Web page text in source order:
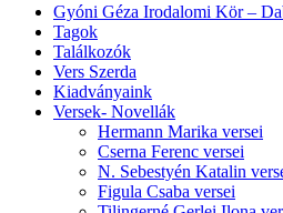
Gyóni Géza Irodalomi Kör –
Tagok
Találkozók
Vers Szerda
Kiadványaink
Versek- Novellák
Hermann Marika versei
Cserna Ferenc versei
N. Sebestyén Katalin
Figula Csaba versei